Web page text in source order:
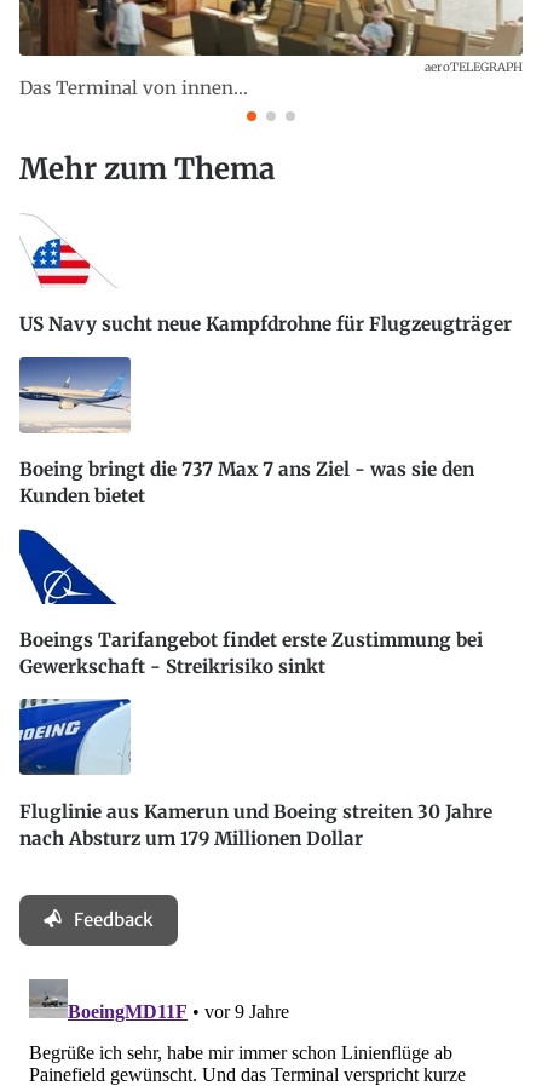
Das Terminal von innen...
aeroTELEGRAPH
Mehr zum Thema
US Navy sucht neue Kampfdrohne für Flugzeugträger
Boeing bringt die 737 Max 7 ans Ziel - was sie den
Kunden bietet
Boeings Tarifangebot findet erste Zustimmung bei
Gewerkschaft - Streikrisiko sinkt
Fluglinie aus Kamerun und Boeing streiten 30 Jahre
nach Absturz um 179 Millionen Dollar
Feedback